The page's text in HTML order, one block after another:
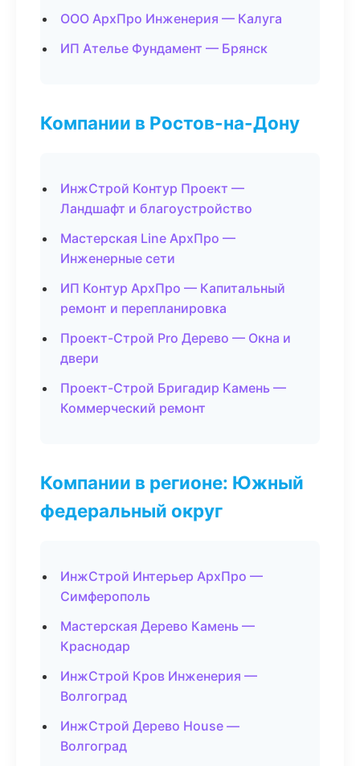
ООО АрхПро Инженерия — Калуга
ИП Ателье Фундамент — Брянск
Компании в Ростов-на-Дону
ИнжСтрой Контур Проект —
Ландшафт и благоустройство
Мастерская Line АрхПро —
Инженерные сети
ИП Контур АрхПро — Капитальный
ремонт и перепланировка
Проект-Строй Pro Дерево — Окна и
двери
Проект-Строй Бригадир Камень —
Коммерческий ремонт
Компании в регионе: Южный
федеральный округ
ИнжСтрой Интерьер АрхПро —
Симферополь
Мастерская Дерево Камень —
Краснодар
ИнжСтрой Кров Инженерия —
Волгоград
ИнжСтрой Дерево House —
Волгоград